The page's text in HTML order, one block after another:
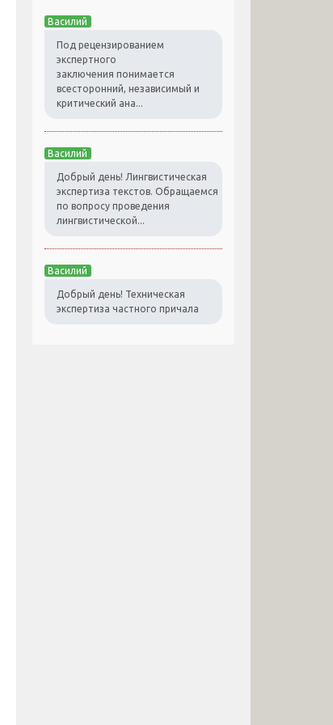
Василий
Под рецензированием
экспертного
заключения понимается
всесторонний, независимый и
критический ана...
Василий
Добрый день! Лингвистическая
экспертиза текстов. Обращаемся
по вопросу проведения
лингвистической...
Василий
Добрый день! Техническая
экспертиза частного причала